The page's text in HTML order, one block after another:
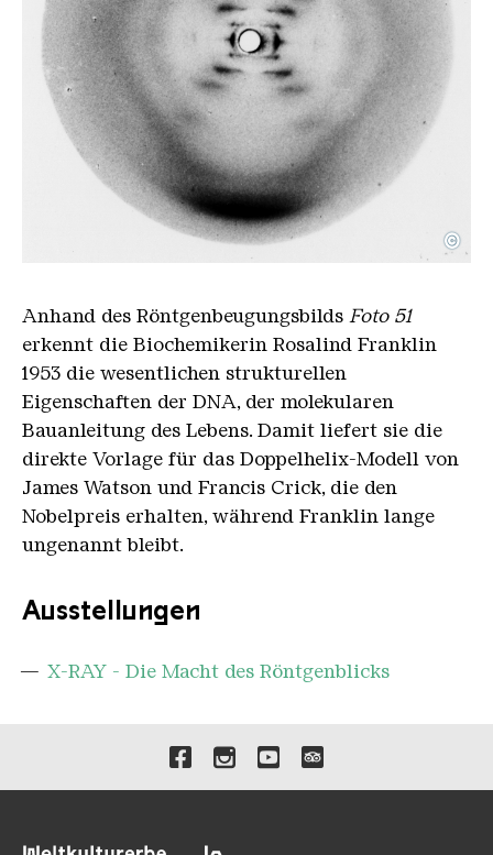
Franklin Photo 51 x ray diffraction image
Copyright: Public Domain
©
Anhand des Röntgenbeugungsbilds Foto 51
erkennt die Biochemikerin Rosalind Franklin
1953 die wesentlichen strukturellen
Eigenschaften der DNA, der molekularen
Bauanleitung des Lebens. Damit liefert sie die
direkte Vorlage für das Doppelhelix-Modell von
James Watson und Francis Crick, die den
Nobelpreis erhalten, während Franklin lange
ungenannt bleibt.
Ausstellungen
X-RAY - Die Macht des Röntgenblicks
Verlinkungen zu unseren